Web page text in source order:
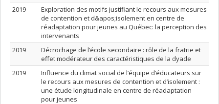
2019
Exploration des motifs justifiant le recours aux mesures
de contention et d&apos;isolement en centre de
réadaptation pour jeunes au Québec: la perception des
intervenants
2019
Décrochage de l’école secondaire : rôle de la fratrie et
effet modérateur des caractéristiques de la dyade
2019
Influence du climat social de l’équipe d’éducateurs sur
le recours aux mesures de contention et d’isolement :
une étude longitudinale en centre de réadaptation
pour jeunes